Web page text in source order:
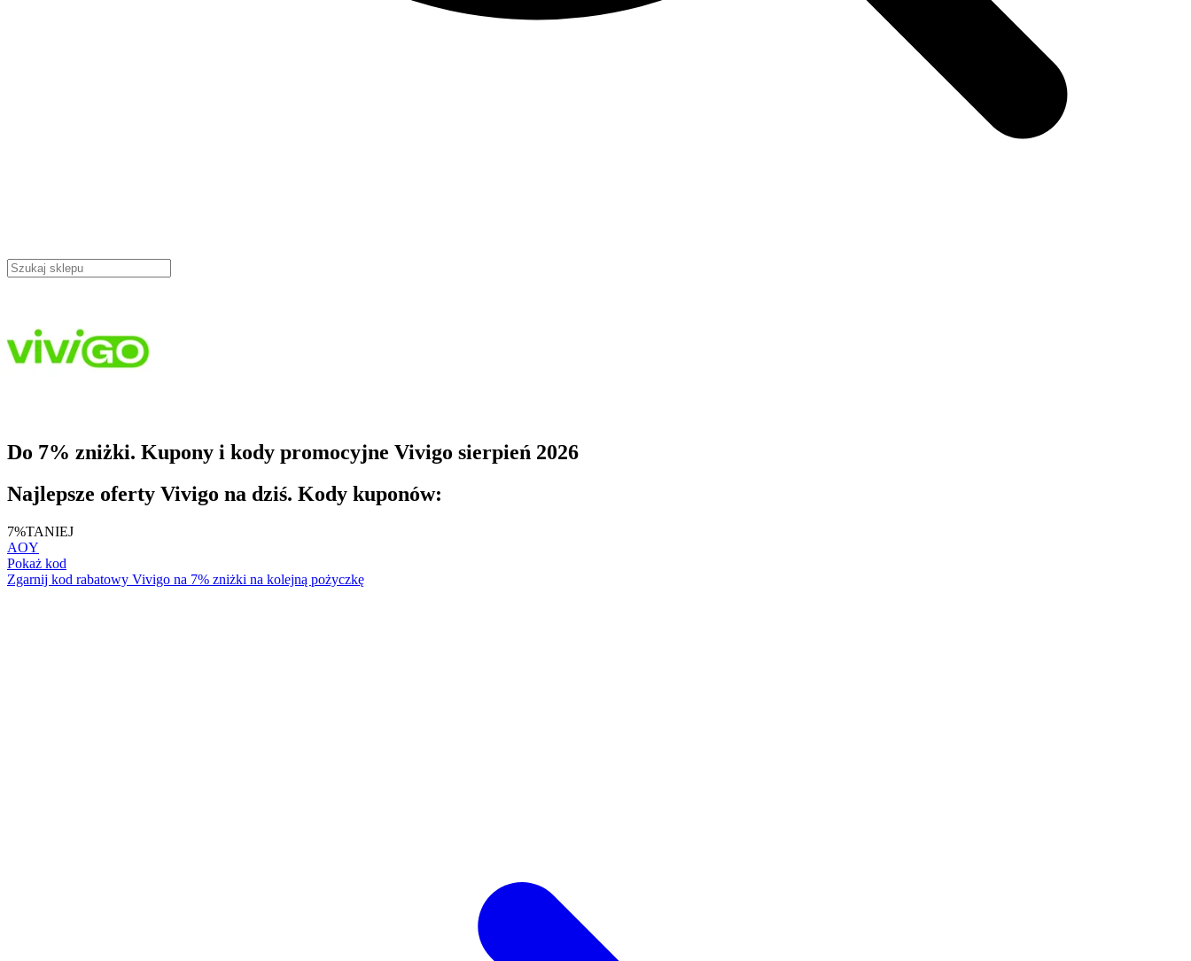
Do 7% zniżki. Kupony i kody promocyjne Vivigo sierpień 2026
Najlepsze oferty Vivigo na dziś. Kody kuponów:
7%TANIEJ
AOY
Pokaż kod
Zgarnij kod rabatowy Vivigo na 7% zniżki na kolejną pożyczkę